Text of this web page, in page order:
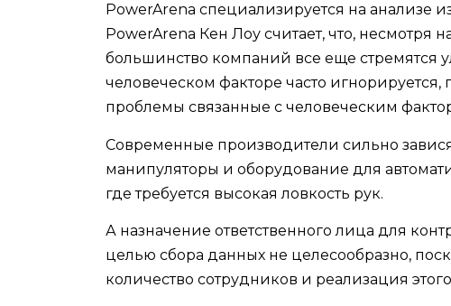
PowerArena специализируется на
PowerArena Кен Лоу считает, что,
большинство компаний все еще стремятся
человеческом факторе часто
проблемы связанные с человеческим
Современные производители сильно
манипуляторы и оборудование для
где требуется высокая ловкость рук.
А назначение ответственного лица для
целью сбора данных не целесообразно,
количество сотрудников и реализация